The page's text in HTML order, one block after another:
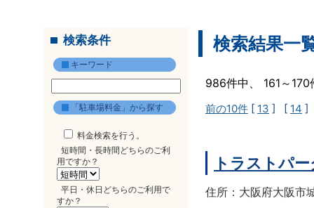
検索条件
キーワード
「駐車場料金」から探す
料金検索を行う。
短時間・長時間どちらのご利
用ですか？
平日・休日どちらのご利用で
すか？
検索結果一
986件中、 161～
前の10件 [ 13 ] [ 14 ]
トラストパ
住所：大阪府大阪市